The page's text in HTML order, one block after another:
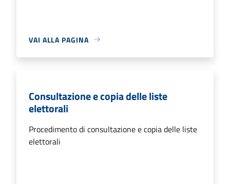
VAI ALLA PAGINA
Consultazione e copia delle liste
elettorali
Procedimento di consultazione e copia delle liste
elettorali